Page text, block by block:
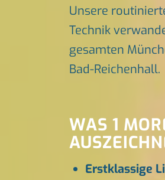
Unsere
Technik
gesamten
Bad-Reichenhall.
WAS 1
Erstklassige